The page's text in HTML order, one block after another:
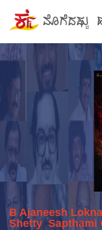
B Ajaneesh
ShettySapthami